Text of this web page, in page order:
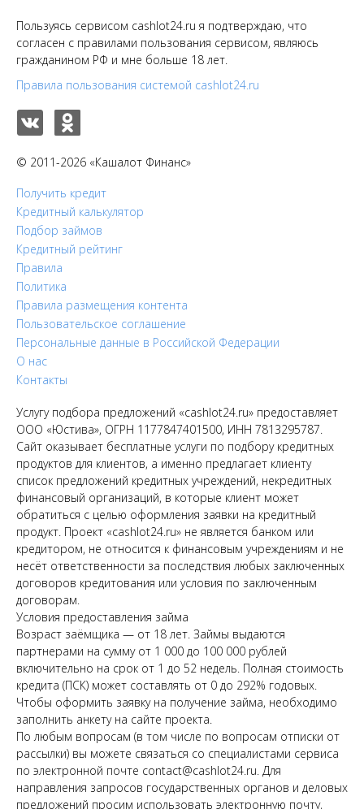
Пользуясь сервисом cashlot24.ru я подтверждаю, что
согласен с правилами пользования сервисом, являюсь
гражданином РФ и мне больше 18 лет.
Правила пользования системой cashlot24.ru
© 2011-2026 «Кашалот Финанс»
Получить кредит
Кредитный калькулятор
Подбор займов
Кредитный рейтинг
Правила
Политика
Правила размещения контента
Пользовательское соглашение
Персональные данные в Российской Федерации
О нас
Контакты
Услугу подбора предложений «cashlot24.ru» предоставляет
ООО «Юстива», ОГРН 1177847401500, ИНН 7813295787.
Сайт оказывает бесплатные услуги по подбору кредитных
продуктов для клиентов, а именно предлагает клиенту
список предложений кредитных учреждений, некредитных
финансовый организаций, в которые клиент может
обратиться с целью оформления заявки на кредитный
продукт. Проект «cashlot24.ru» не является банком или
кредитором, не относится к финансовым учреждениям и не
несёт ответственности за последствия любых заключенных
договоров кредитования или условия по заключенным
договорам.
Условия предоставления займа
Возраст заёмщика — от 18 лет. Займы выдаются
партнерами на сумму от 1 000 до 100 000 рублей
включительно на срок от 1 до 52 недель. Полная стоимость
кредита (ПСК) может составлять от 0 до 292% годовых.
Чтобы оформить заявку на получение займа, необходимо
заполнить анкету на сайте проекта.
По любым вопросам (в том числе по вопросам отписки от
рассылки) вы можете связаться со специалистами сервиса
по электронной почте contact@cashlot24.ru. Для
направления запросов государственных органов и деловых
предложений просим использовать электронную почту,